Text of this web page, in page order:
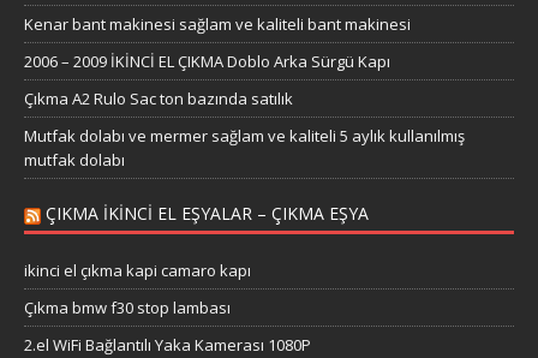
Kenar bant makinesi sağlam ve kaliteli bant makinesi
2006 – 2009 İKİNCİ EL ÇIKMA Doblo Arka Sürgü Kapı
Çıkma A2 Rulo Sac ton bazında satılık
Mutfak dolabı ve mermer sağlam ve kaliteli 5 aylık kullanılmış
mutfak dolabı
ÇIKMA IKINCI EL EŞYALAR – ÇIKMA EŞYA
ikinci el çıkma kapi camaro kapı
Çıkma bmw f30 stop lambası
2.el WiFi Bağlantılı Yaka Kamerası 1080P